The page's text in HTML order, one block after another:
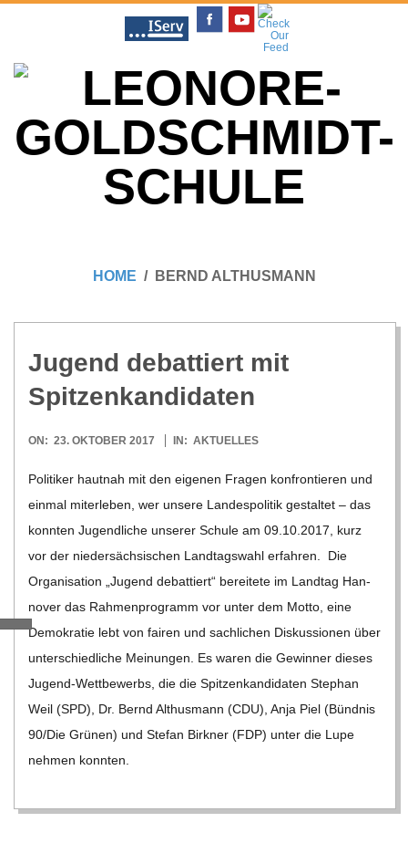
content
O
N
O
R
E
-
G
O
L
D
S
HOME BERND ALTHUSMANN
Jugend debat­tiert mit
Spitzenkandidaten
2017-
ON: 23. OKTOBER 2017 IN: AKTUELLES
Poli­ti­ker haut­nah mit den eige­nen Fra­gen kon­fron­tie­ren und
ein­mal mit­er­le­ben, wer unsere Lan­des­po­li­tik gestal­tet – das
konn­ten Jugend­li­che unse­rer Schule am 09.10.2017, kurz
vor der nie­der­säch­si­schen Land­tags­wahl erfah­ren. Die
Orga­ni­sa­tion „Jugend debat­tiert“ berei­tete im Land­tag Han­
no­ver das Rah­men­pro­gramm vor unter dem Motto, eine
Demo­kra­tie lebt von fai­ren und sach­li­chen Dis­kus­sio­nen über
unter­schied­li­che Mei­nun­gen. Es waren die Gewin­ner die­ses
Jugend-Wet­t­­be­­werbs, die die Spit­zen­kan­di­da­ten Ste­phan
Weil (SPD), Dr. Bernd Alt­hus­mann (CDU), Anja Piel (Bünd­nis
90/​​Die Grü­nen) und Ste­fan Bir­k­ner (FDP) unter die Lupe
neh­men konn­ten.